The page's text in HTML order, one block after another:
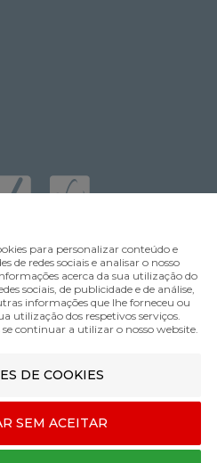
para personalizar conteúdo e
de redes sociais e analisar o nosso
acerca da sua utilização do
sociais, de publicidade e de análise,
informações que lhe forneceu ou
utilização dos respetivos serviços.
se continuar a utilizar o nosso website.
DE COOKIES
SEM ACEITAR